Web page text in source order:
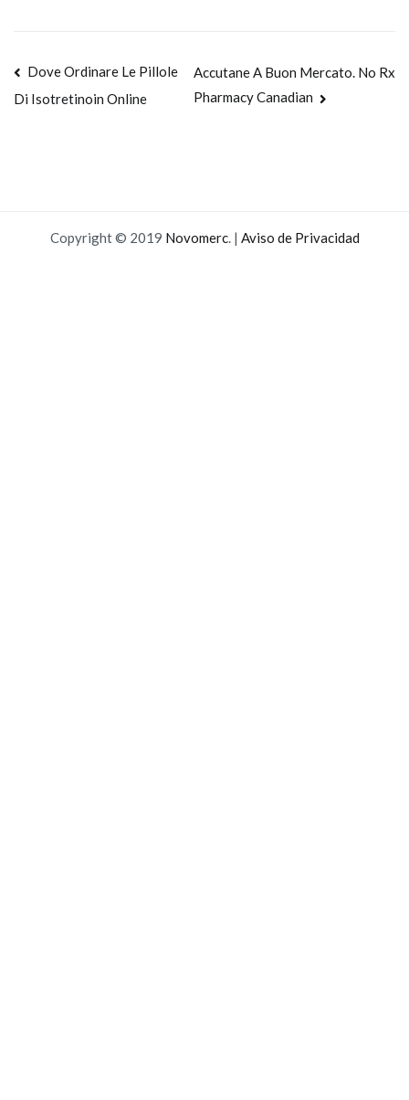
Navegación
de
Dove Ordinare Le Pillole
Di Isotretinoin Online
Accutane A Buon Mercato. No Rx
Pharmacy Canadian
Copyright © 2019 Novomerc. | Aviso de Privacidad